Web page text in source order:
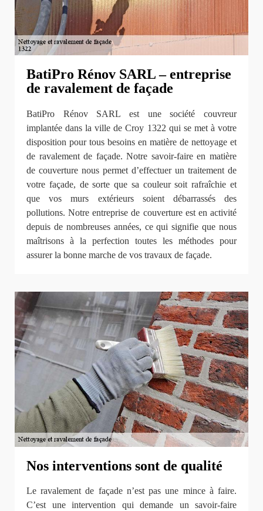
BatiPro Rénov SARL – entreprise
de ravalement de façade
BatiPro Rénov SARL est une société couvreur
implantée dans la ville de Croy 1322 qui se met à votre
disposition pour tous besoins en matière de nettoyage et
de ravalement de façade. Notre savoir-faire en matière
de couverture nous permet d’effectuer un traitement de
votre façade, de sorte que sa couleur soit rafraîchie et
que vos murs extérieurs soient débarrassés des
pollutions. Notre entreprise de couverture est en activité
depuis de nombreuses années, ce qui signifie que nous
maîtrisons à la perfection toutes les méthodes pour
assurer la bonne marche de vos travaux de façade.
Nos interventions sont de qualité
Le ravalement de façade n’est pas une mince à faire.
C’est une intervention qui demande un savoir-faire